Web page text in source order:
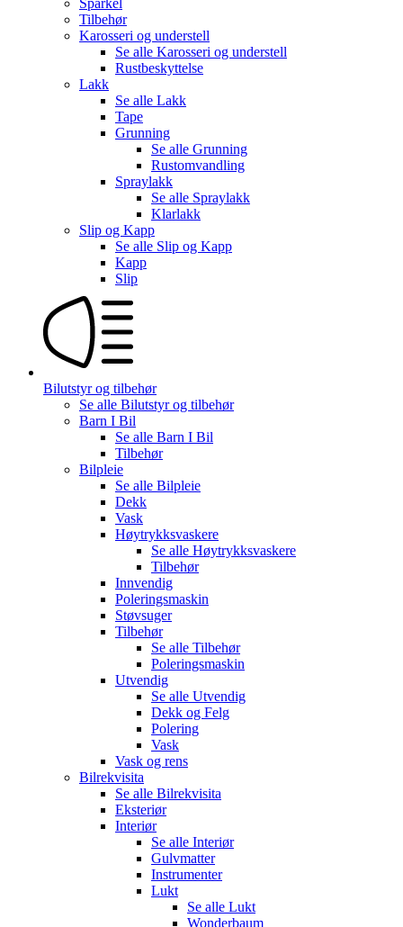
Tilbehør
Karosseri og understell
Se alle Karosseri og understell
Rustbeskyttelse
Lakk
Se alle Lakk
Tape
Grunning
Se alle Grunning
Rustomvandling
Spraylakk
Se alle Spraylakk
Klarlakk
Slip og Kapp
Se alle Slip og Kapp
Kapp
Slip
Bilutstyr og tilbehør
Se alle Bilutstyr og tilbehør
Barn I Bil
Se alle Barn I Bil
Tilbehør
Bilpleie
Se alle Bilpleie
Dekk
Vask
Høytrykksvaskere
Se alle Høytrykksvaskere
Tilbehør
Innvendig
Poleringsmaskin
Støvsuger
Tilbehør
Se alle Tilbehør
Poleringsmaskin
Utvendig
Se alle Utvendig
Dekk og Felg
Polering
Vask
Vask og rens
Bilrekvisita
Se alle Bilrekvisita
Eksteriør
Interiør
Se alle Interiør
Gulvmatter
Instrumenter
Lukt
Se alle Lukt
Wonderbaum